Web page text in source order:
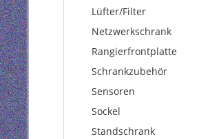
Lüfter/Filter
Netzwerkschrank
Rangierfrontplatte
Schrankzubehör
Sensoren
Sockel
Standschrank